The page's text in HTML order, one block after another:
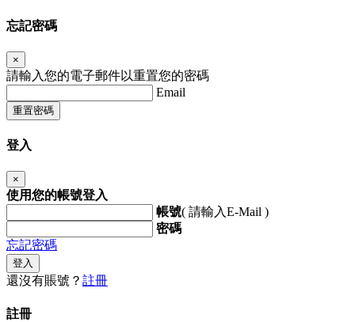
忘記密碼
×
請輸入您的電子郵件以重置您的密碼
Email
重置密碼
登入
×
使用您的帳號登入
帳號( 請輸入E-Mail )
密碼
忘記密碼
登入
還沒有賬號？ 註冊
註冊